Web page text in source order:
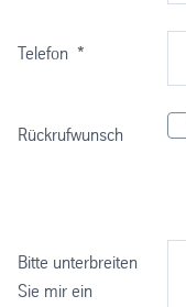
Telefon *
Rückrufwunsch
Bitte unterbreiten
Sie mir ein